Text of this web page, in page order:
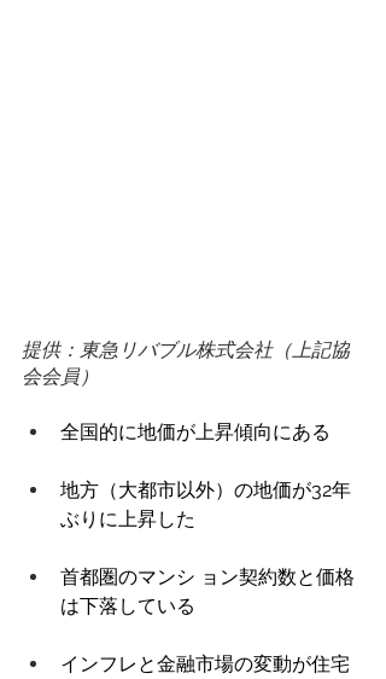
提供：東急リバブル株式会社（上記協
会会員）
全国的に地価が上昇傾向にある
地方（大都市以外）の地価が32年
ぶりに上昇した
首都圏のマンシ ョン契約数と価格
は下落している
インフレと金融市場の変動が住宅